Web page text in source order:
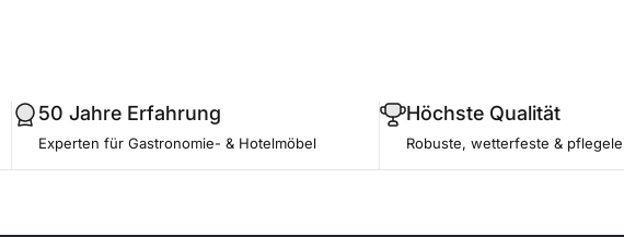
50 Jahre Erfahrung
Experten für Gastronomie- & Hotelmöbel
Höchste Qualität
Robuste, wetterfeste &